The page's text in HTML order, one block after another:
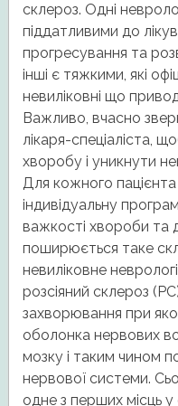
склероз. Одні
піддатливими до
прогресування та
інші є тяжкими, які
невиліковні що
Важливо, вчасно
лікаря-спеціаліста,
хворобу і уникнути
Для кожного
індивідуальну
важкості хвороби та
поширюється таке
невиліковне
розсіяний склероз
захворювання при
оболонка нервових
мозку і таким чином
нервової системи.
одне з перших місць у